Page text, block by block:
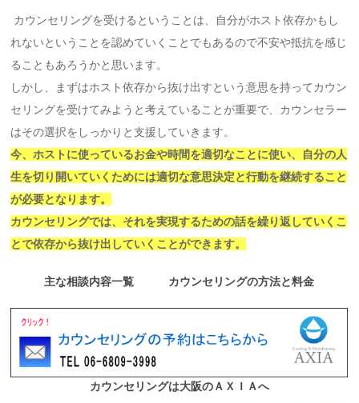
カウンセリングを受けるということは、自分がホスト依存かもし
れないということを認めていくことでもあるので不安や抵抗を感じ
ることもあろうかと思います。
しかし、まずはホスト依存から抜け出すという意思を持ってカウン
セリングを受けてみようと考えていることが重要で、カウンセラー
はその選択をしっかりと支援していきます。
今、ホストに使っているお金や時間を適切なことに使い、自分の人
生を切り開いていくためには適切な意思決定と行動を継続すること
が必要となります。
カウンセリングでは、それを実現するための話を繰り返していくこ
とで依存から抜け出していくことができます。